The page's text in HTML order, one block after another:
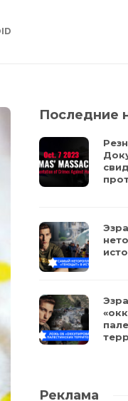
Последние
Реклама